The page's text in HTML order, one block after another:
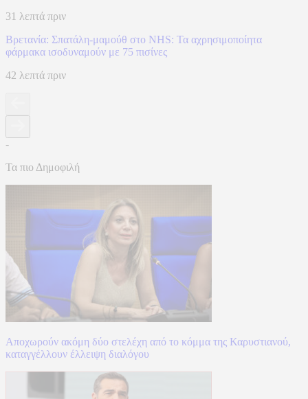
31 λεπτά πριν
Βρετανία: Σπατάλη‑μαμούθ στο NHS: Τα αχρησιμοποίητα
φάρμακα ισοδυναμούν με 75 πισίνες
42 λεπτά πριν
-
Τα πιο Δημοφιλή
Αποχωρούν ακόμη δύο στελέχη από το κόμμα της Καρυστιανού,
καταγγέλλουν έλλειψη διαλόγου